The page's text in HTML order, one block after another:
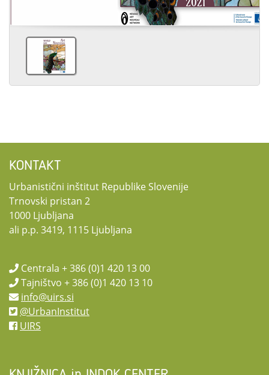
KONTAKT
Urbanistični inštitut Republike Slovenije
Trnovski pristan 2
1000 Ljubljana
ali p.p. 3419, 1115 Ljubljana
Centrala + 386 (0)1 420 13 00
Tajništvo + 386 (0)1 420 13 10
info@uirs.si
@UrbanInstitut
UIRS